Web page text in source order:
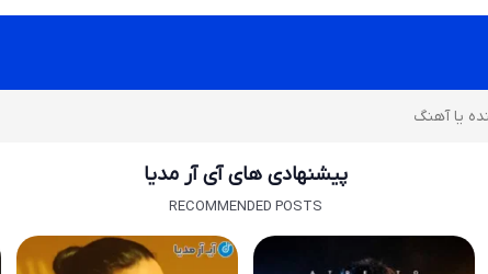
پیشنهادی های آی آر مدیا
RECOMMENDED POSTS